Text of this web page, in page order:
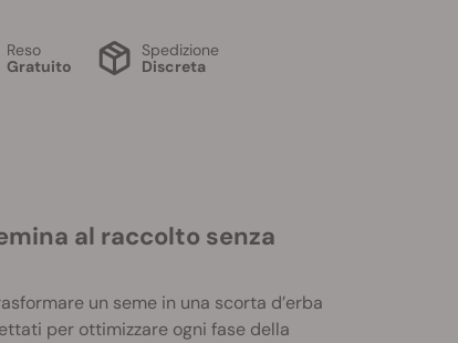
Reso
Gratuito
Spedizione
Discreta
al raccolto senza
un seme in una scorta d’erba
per ottimizzare ogni fase della